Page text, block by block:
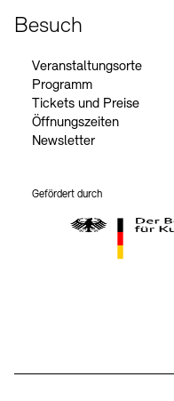
Besuch
Veranstaltungsorte
Programm
Tickets und Preise
Öffnungszeiten
Newsletter
Gefördert durch